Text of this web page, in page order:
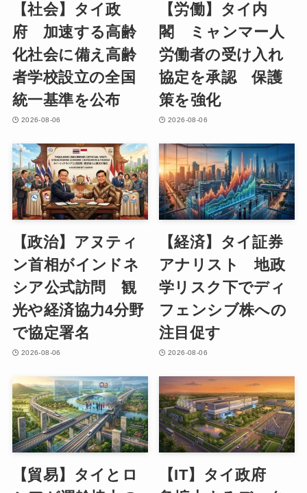
【社会】タイ政
府 加速する高齢
化社会に備え高齢
者学校設立の全国
統一基準を公布
2026-08-06
【労働】タイ内
閣 ミャンマー人
労働者の受け入れ
協定を承認 保護
策を強化
2026-08-06
【政治】アヌティ
ン首相がインドネ
シア公式訪問 観
光や経済協力4分野
で協定署名
2026-08-06
【経済】タイ証券
アナリスト 地政
学リスク下でディ
フェンシブ株への
注目促す
2026-08-06
【貿易】タイとロ
【IT】タイ政府